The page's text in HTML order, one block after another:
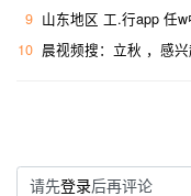
9 山东地区 工.行app 任w
10 晨视频搜：立秋 ，感
请先登录后再评论